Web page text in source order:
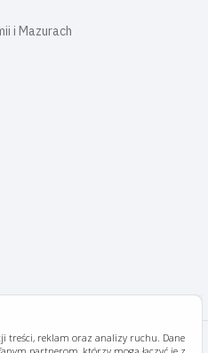
treści, reklam oraz analizy ruchu. Dane
i Mazurach